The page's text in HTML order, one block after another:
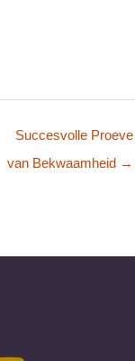
Succesvolle Proeve
van Bekwaamheid →